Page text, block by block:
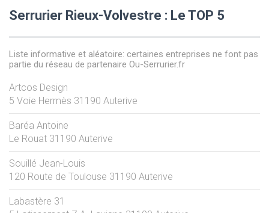
Serrurier Rieux-Volvestre : Le TOP 5
Liste informative et aléatoire: certaines entreprises ne font pas
partie du réseau de partenaire Ou-Serrurier.fr
Artcos Design
5 Voie Hermès 31190 Auterive
Baréa Antoine
Le Rouat 31190 Auterive
Souillé Jean-Louis
120 Route de Toulouse 31190 Auterive
Labastère 31